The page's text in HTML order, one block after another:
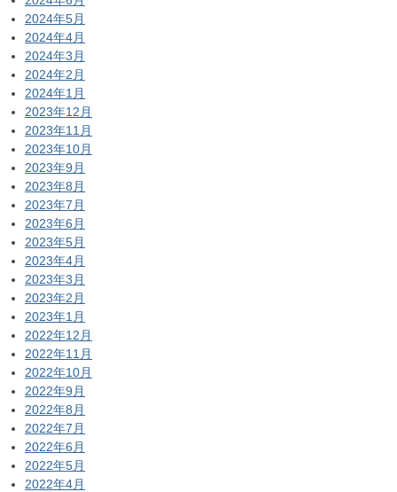
2024年5月
2024年4月
2024年3月
2024年2月
2024年1月
2023年12月
2023年11月
2023年10月
2023年9月
2023年8月
2023年7月
2023年6月
2023年5月
2023年4月
2023年3月
2023年2月
2023年1月
2022年12月
2022年11月
2022年10月
2022年9月
2022年8月
2022年7月
2022年6月
2022年5月
2022年4月